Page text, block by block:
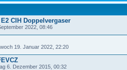
CIH Doppelvergaser
2022, 08:46
19. Januar 2022, 22:20
6. Dezember 2015, 00:32